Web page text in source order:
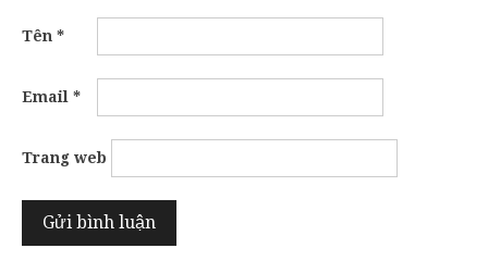
Tên *
Email *
Trang web